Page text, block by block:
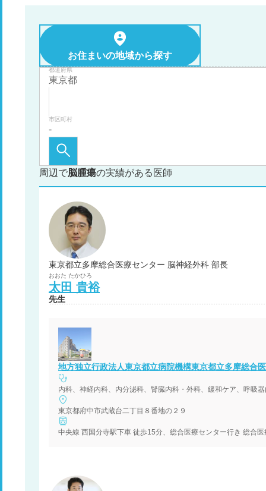
お住まいの地域から探す
都道府県
市区町村
周辺で脳腫瘍の実績がある医師
東京都立多摩総合医療センター 脳神経外科 部長
おおた たかひろ
太田 貴裕
先生
地方独立行政法人東京都立病院機構東京都立多摩総合
東京都府中市武蔵台二丁目８番地の２９